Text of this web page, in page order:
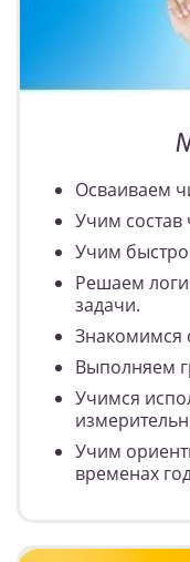
Осваиваем
Учим состав
Учим быстро
Решаем
задачи.
Знакомимся
Выполняем
Учимся
Учим
временах